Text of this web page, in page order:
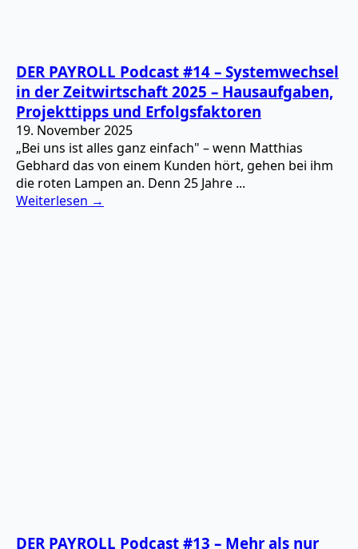
DER PAYROLL Podcast #14 – Systemwechsel
in der Zeitwirtschaft 2025 – Hausaufgaben,
Projekttipps und Erfolgsfaktoren
19. November 2025
„Bei uns ist alles ganz einfach" – wenn Matthias
Gebhard das von einem Kunden hört, gehen bei ihm
die roten Lampen an. Denn 25 Jahre ...
Weiterlesen →
DER PAYROLL Podcast #13 – Mehr als nur